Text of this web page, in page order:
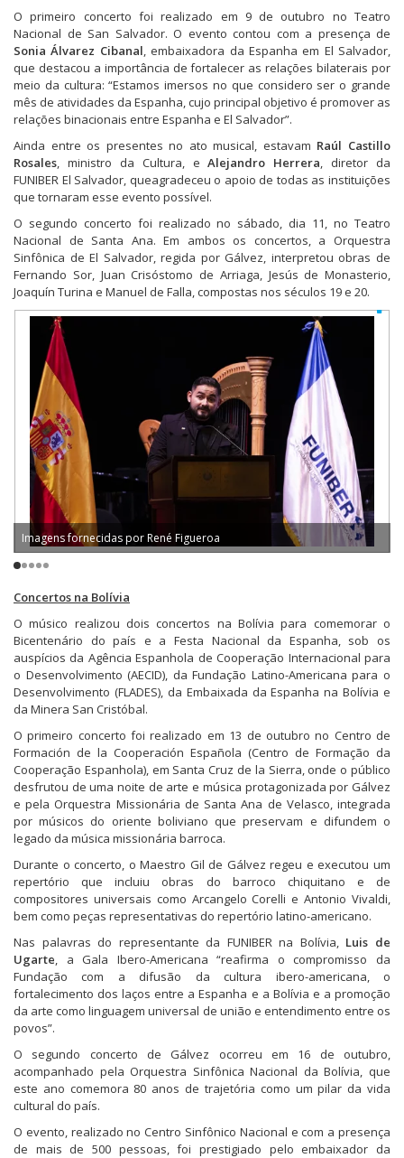
O primeiro concerto foi realizado em 9 de outubro no Teatro
Nacional de San Salvador. O evento contou com a presença de
Sonia Álvarez Cibanal, embaixadora da Espanha em El Salvador,
que destacou a importância de fortalecer as relações bilaterais por
meio da cultura: “Estamos imersos no que considero ser o grande
mês de atividades da Espanha, cujo principal objetivo é promover as
relações binacionais entre Espanha e El Salvador”.
Ainda entre os presentes no ato musical, estavam Raúl Castillo
Rosales, ministro da Cultura, e Alejandro Herrera, diretor da
FUNIBER El Salvador, queagradeceu o apoio de todas as instituições
que tornaram esse evento possível.
O segundo concerto foi realizado no sábado, dia 11, no Teatro
Nacional de Santa Ana. Em ambos os concertos, a Orquestra
Sinfônica de El Salvador, regida por Gálvez, interpretou obras de
Fernando Sor, Juan Crisóstomo de Arriaga, Jesús de Monasterio,
Joaquín Turina e Manuel de Falla, compostas nos séculos 19 e 20.
Imagens fornecidas por René Figueroa
Concertos na Bolívia
O músico realizou dois concertos na Bolívia para comemorar o
Bicentenário do país e a Festa Nacional da Espanha, sob os
auspícios da Agência Espanhola de Cooperação Internacional para
o Desenvolvimento (AECID), da Fundação Latino-Americana para o
Desenvolvimento (FLADES), da Embaixada da Espanha na Bolívia e
da Minera San Cristóbal.
O primeiro concerto foi realizado em 13 de outubro no Centro de
Formación de la Cooperación Española (Centro de Formação da
Cooperação Espanhola), em Santa Cruz de la Sierra, onde o público
desfrutou de uma noite de arte e música protagonizada por Gálvez
e pela Orquestra Missionária de Santa Ana de Velasco, integrada
por músicos do oriente boliviano que preservam e difundem o
legado da música missionária barroca.
Durante o concerto, o Maestro Gil de Gálvez regeu e executou um
repertório que incluiu obras do barroco chiquitano e de
compositores universais como Arcangelo Corelli e Antonio Vivaldi,
bem como peças representativas do repertório latino-americano.
Nas palavras do representante da FUNIBER na Bolívia, Luis de
Ugarte , a Gala Ibero-Americana “reafirma o compromisso da
Fundação com a difusão da cultura ibero-americana, o
fortalecimento dos laços entre a Espanha e a Bolívia e a promoção
da arte como linguagem universal de união e entendimento entre os
povos”.
O segundo concerto de Gálvez ocorreu em 16 de outubro,
acompanhado pela Orquestra Sinfônica Nacional da Bolívia, que
este ano comemora 80 anos de trajetória como um pilar da vida
cultural do país.
O evento, realizado no Centro Sinfônico Nacional e com a presença
de mais de 500 pessoas, foi prestigiado pelo embaixador da